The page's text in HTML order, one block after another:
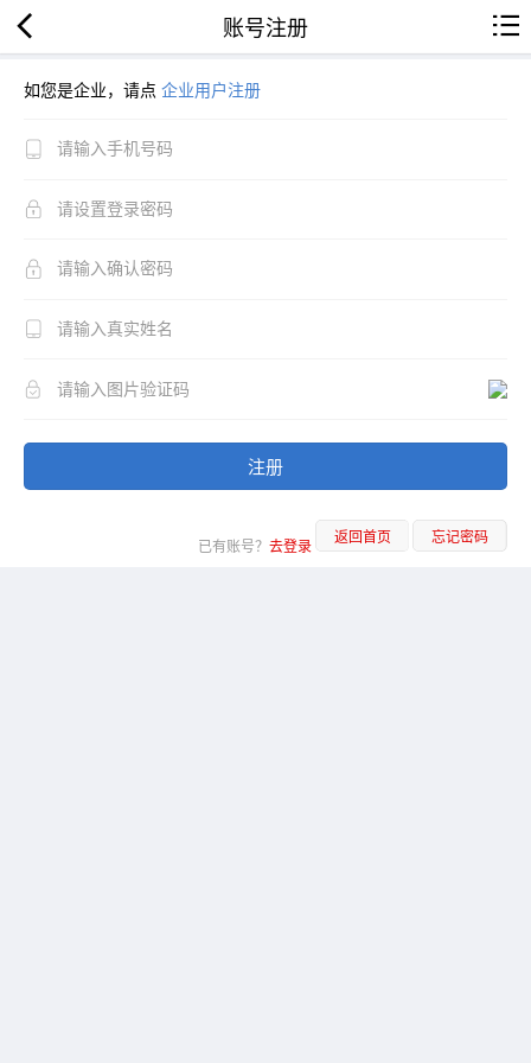
账号注册
如您是企业，请点 企业用户注册
注册
已有账号？ 去登录 返回首页 忘记密码